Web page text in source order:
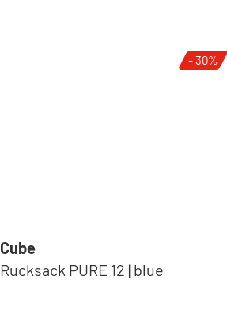
- 30%
Cube
Rucksack PURE 12 | blue